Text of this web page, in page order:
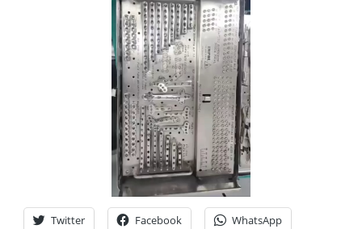
Twitter Facebook WhatsApp